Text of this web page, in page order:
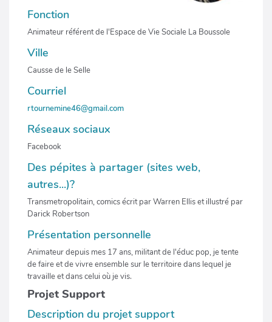
Fonction
Animateur référent de l'Espace de Vie Sociale La Boussole
Ville
Causse de le Selle
Courriel
rtournemine46@gmail.com
Réseaux sociaux
Facebook
Des pépites à partager (sites web,
autres...)?
Transmetropolitain, comics écrit par Warren Ellis et illustré par
Darick Robertson
Présentation personnelle
Animateur depuis mes 17 ans, militant de l'éduc pop, je tente
de faire et de vivre ensemble sur le territoire dans lequel je
travaille et dans celui où je vis.
Projet Support
Description du projet support